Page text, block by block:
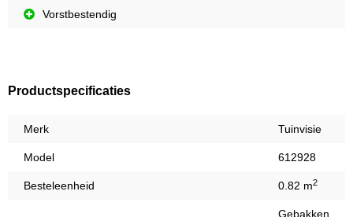
Vorstbestendig
Productspecificaties
Merk Tuinvisie
Model 612928
Besteleenheid 0.82 m2
Gebakken